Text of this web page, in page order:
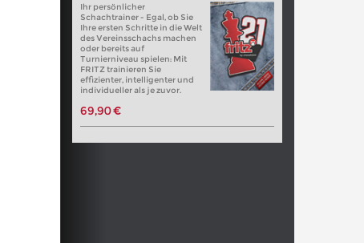
Ihr persönlicher
Schachtrainer - Egal, ob Sie
Ihre ersten Schritte in die Welt
des Vereinsschachs machen
oder bereits auf
Turnierniveau spielen: Mit
FRITZ trainieren Sie
effizienter, intelligenter und
individueller als je zuvor.
69,90 €